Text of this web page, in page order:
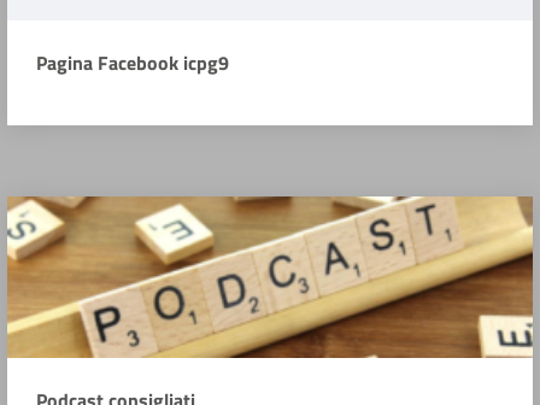
Pagina Facebook icpg9